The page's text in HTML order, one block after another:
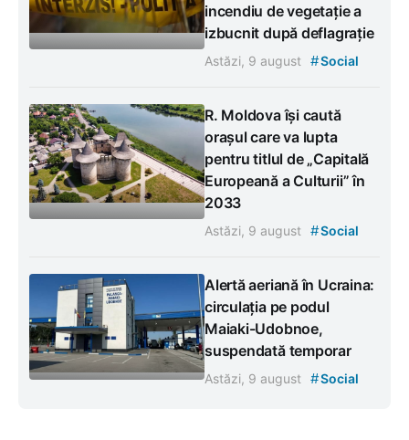
incendiu de vegetație a
izbucnit după deflagrație
Astăzi, 9 august #Social
R. Moldova își caută
orașul care va lupta
pentru titlul de „Capitală
Europeană a Culturii” în
2033
Astăzi, 9 august #Social
Alertă aeriană în Ucraina:
circulația pe podul
Maiaki-Udobnoe,
suspendată temporar
Astăzi, 9 august #Social